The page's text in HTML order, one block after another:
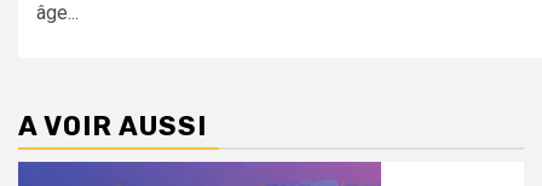
âge...
A VOIR AUSSI